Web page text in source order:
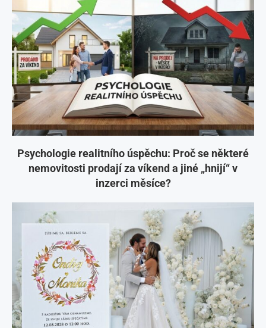
Psychologie realitního úspěchu: Proč se některé
nemovitosti prodají za víkend a jiné „hnijí“ v
inzerci měsíce?